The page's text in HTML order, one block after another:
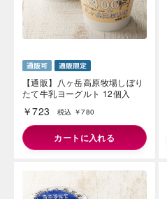
【通販】八ヶ岳高原牧場しぼり
たて牛乳ヨーグルト 12個入
￥723 税込 ￥780
カートに入れる